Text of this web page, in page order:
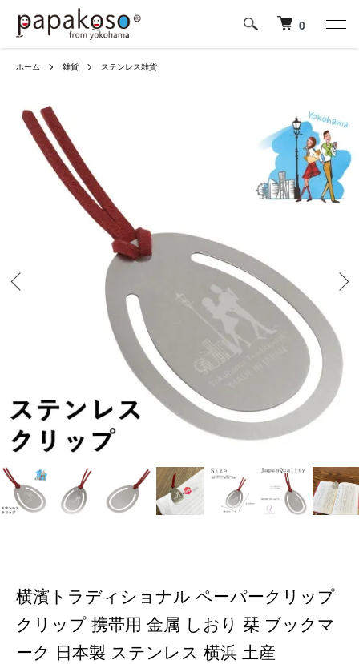
0
ホーム 雑貨 ステンレス雑貨
横濱トラディショナル ペーパークリップ
クリップ 携帯用 金属 しおり 栞 ブックマ
ーク 日本製 ステンレス 横浜 土産